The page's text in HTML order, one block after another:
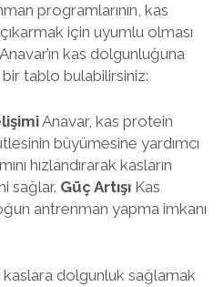
programlarının, kas
için uyumlu olması
kas dolgunluğuna
tablo bulabilirsiniz:
Anavar, kas protein
büyümesine yardımcı
hızlandırarak kasların
sağlar. Güç ArtışıKas
antrenman yapma imkanı
dolgunluk sağlamak